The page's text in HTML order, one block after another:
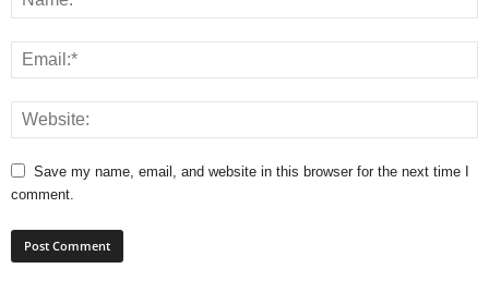
Save my name, email, and website in this browser for the next time I
comment.